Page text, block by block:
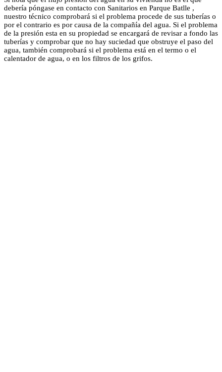
debería póngase en contacto con Sanitarios en Parque Batlle ,
nuestro técnico comprobará si el problema procede de sus tuberías o
por el contrario es por causa de la compañía del agua. Si el problema
de la presión esta en su propiedad se encargará de revisar a fondo las
tuberías y comprobar que no hay suciedad que obstruye el paso del
agua, también comprobará si el problema está en el termo o el
calentador de agua, o en los filtros de los grifos.